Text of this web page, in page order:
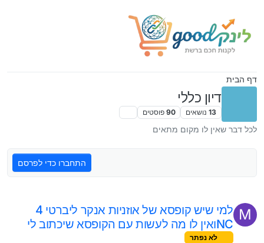
דף הבית
דיון כללי
13 נושאים 90 פוסטים
לכל דבר שאין לו מקום מתאים
התחברו כדי לפרסם
M
למי שיש קופסא של אוזניות אנקר ליברטי 4
NCואין לו מה לעשות עם הקופסא שיכתוב לי
לא נפתר